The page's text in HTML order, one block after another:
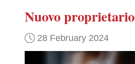
Nuovo proprietario
28 February 2024